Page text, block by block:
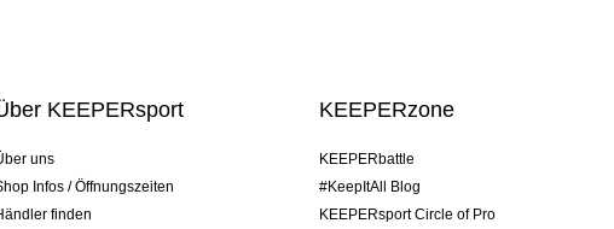
KEEPERsport
uns
Infos / Öffnungszeiten
finden
KEEPERzone
KEEPERbattle
#KeepItAll Blog
KEEPERsport Circle of Pro